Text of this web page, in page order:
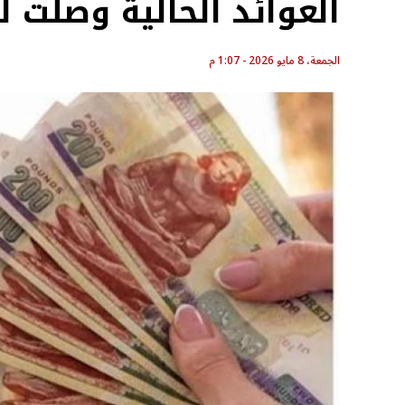
العوائد الحالية وصلت
الجمعة، 8 مايو 2026 - 1:07 م